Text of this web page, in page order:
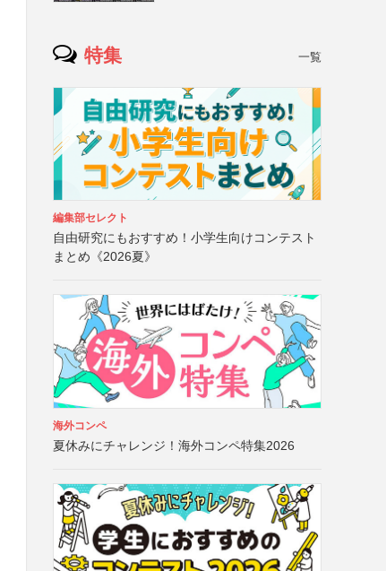
特集 一覧
編集部セレクト
自由研究にもおすすめ！小学生向けコンテスト
まとめ《2026夏》
海外コンペ
夏休みにチャレンジ！海外コンペ特集2026